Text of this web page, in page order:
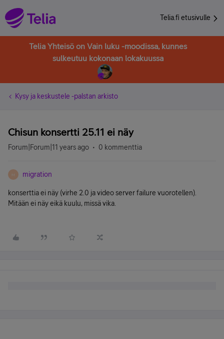
Telia.fi etusivulle
Telia Yhteisö on Vain luku -moodissa, kunnes
sulkeutuu kokonaan lokakuussa
Kysy ja keskustele -palstan arkisto
Chisun konsertti 25.11 ei näy
Forum|Forum|11 years ago 0 kommenttia
M migration
konserttia ei näy (virhe 2.0 ja video server failure vuorotellen).
Mitään ei näy eikä kuulu, missä vika.